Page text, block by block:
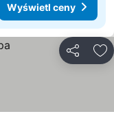
Wyświetl ceny